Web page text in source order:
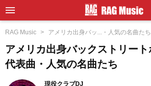
RAG Music アメリカ出身バッ...・人気の名曲たち
アメリカ出身バックストリー
代表曲・人気の名曲たち
現役クラブDJ